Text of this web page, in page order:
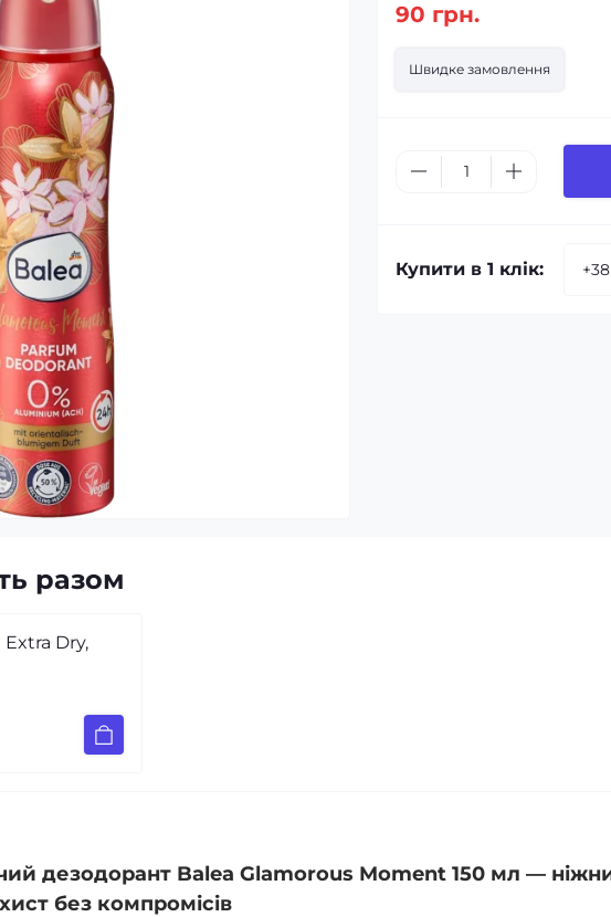
90 грн.
Швидке замовлення
Купити в 1 клік:
разом
Dry,
дезодорант Balea Glamorous Moment 150 мл —
без компромісів